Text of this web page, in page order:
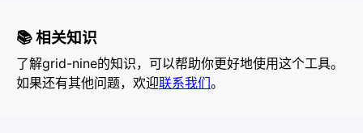
📚 相关知识
了解grid-nine的知识，可以帮助你更好地使用这个工具。
如果还有其他问题，欢迎联系我们。